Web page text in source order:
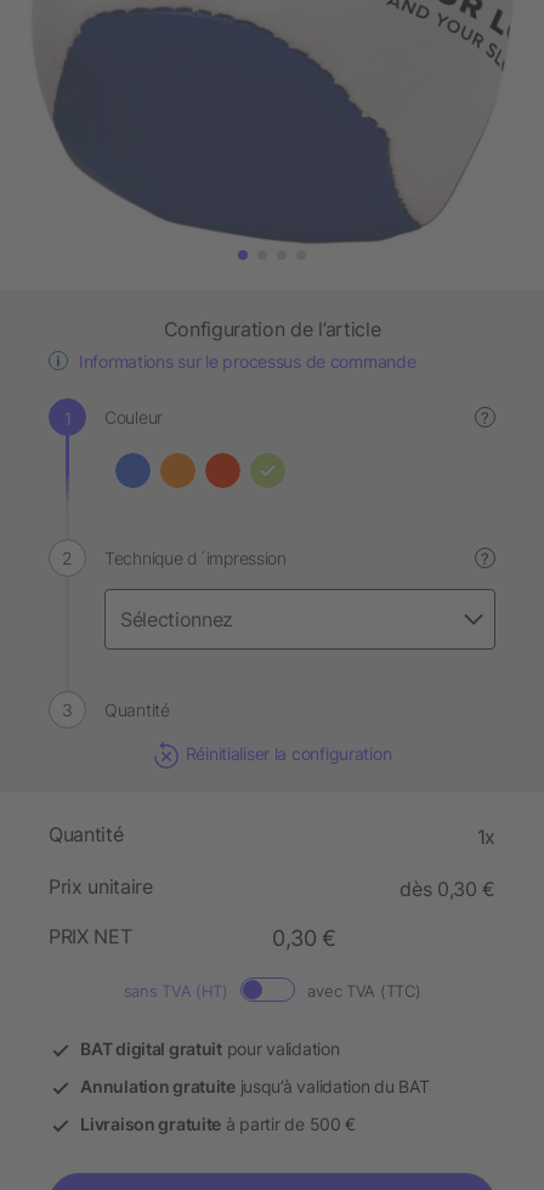
Configuration de l’article
Informations sur le processus de commande
Couleur ?
Technique d´impression ?
Quantité
Réinitialiser la configuration
Quantité 1x
Prix unitaire
dès 0,30 €
PRIX NET
0,30 €
sans TVA (HT) avec TVA (TTC)
BAT digital gratuitpour validation
Annulation gratuitejusqu’à validation du BAT
Livraison gratuite à partir de 500 €